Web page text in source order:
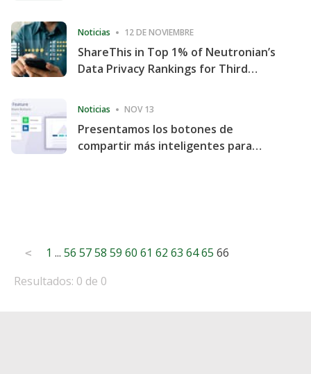
Noticias 12 DE NOVIEMBRE
ShareThis in Top 1% of Neutronian’s
Data Privacy Rankings for Third
Noticias NOV 13
Presentamos los botones de
compartir más inteligentes para
Posts
pagination
< 1 ... 56 5758 59 60 61 62 63 6465 66
Resultados: 0 de 0